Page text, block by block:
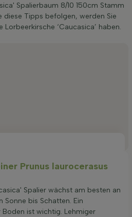
Spalierbaum 8/10 150cm Stamm
diese Tipps befolgen, werden Sie
Lorbeerkirsche ‘Caucasica’ haben.
Prunus laurocerasus
Spalier wächst am besten an
Sonne bis Schatten. Ein
ist wichtig. Lehmiger